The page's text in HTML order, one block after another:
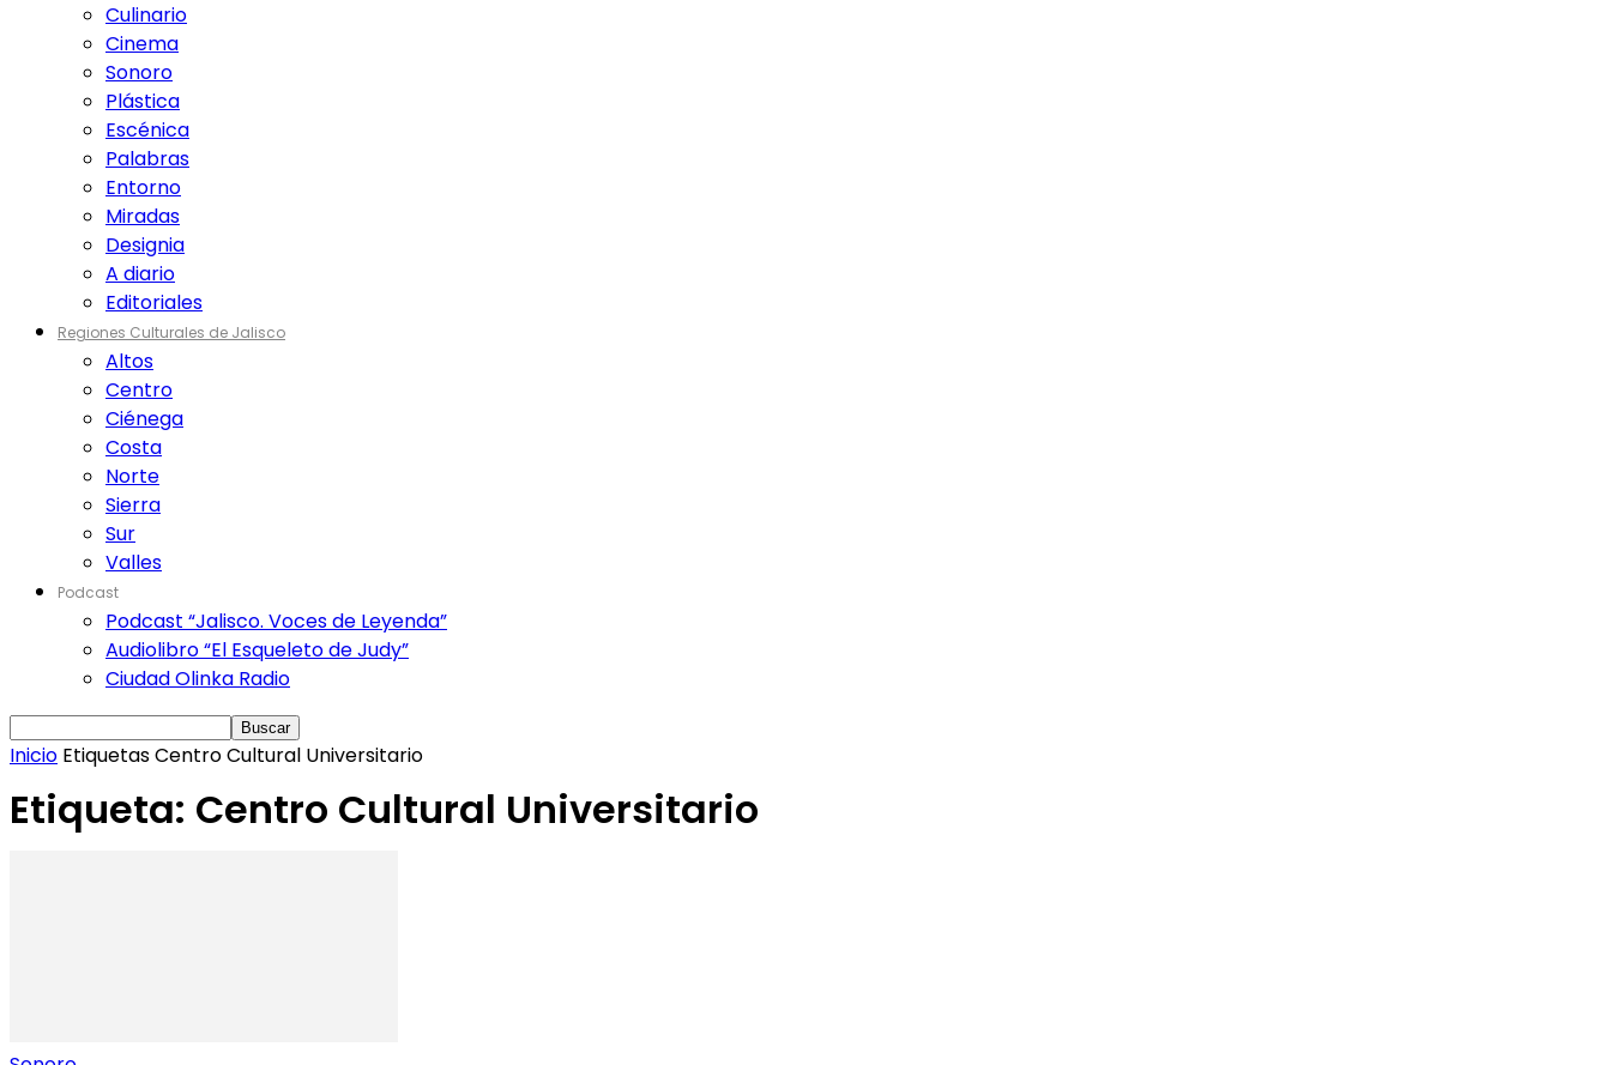
Culinario
Cinema
Sonoro
Plástica
Escénica
Palabras
Entorno
Miradas
Designia
A diario
Editoriales
Regiones Culturales de Jalisco
Altos
Centro
Ciénega
Costa
Norte
Sierra
Sur
Valles
Podcast
Podcast “Jalisco. Voces de Leyenda”
Audiolibro “El Esqueleto de Judy”
Ciudad Olinka Radio
Inicio EtiquetasCentro Cultural Universitario
Etiqueta: Centro Cultural Universitario